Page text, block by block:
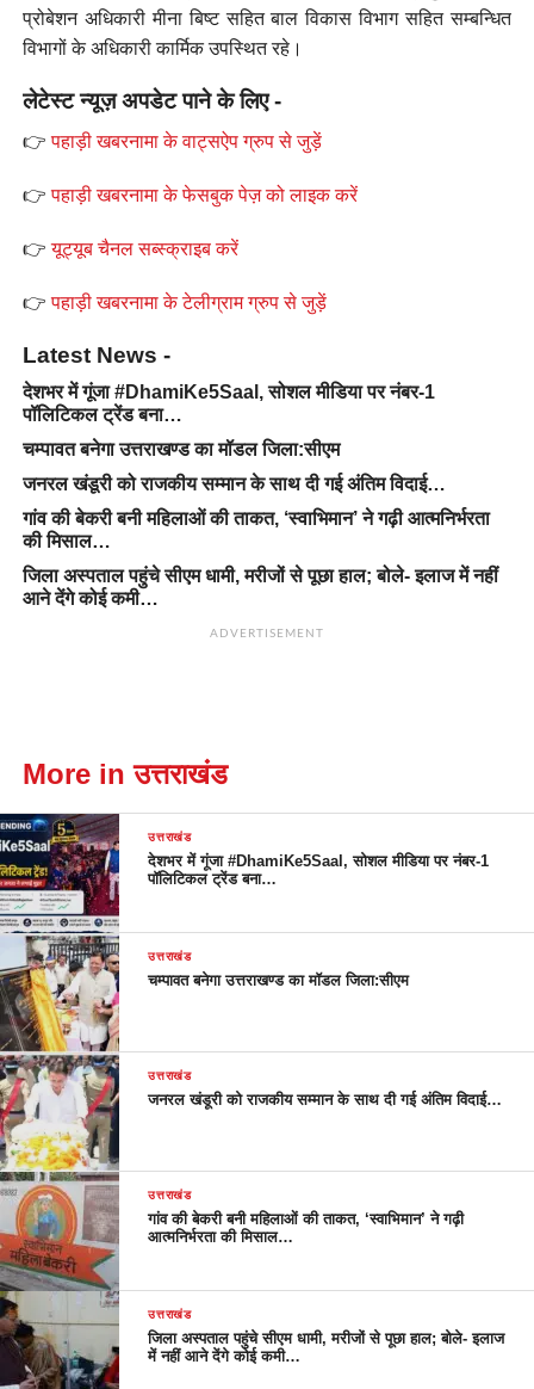
प्रोबेशन अधिकारी मीना बिष्ट सहित बाल विकास विभाग सहित सम्बन्धित
विभागों के अधिकारी कार्मिक उपस्थित रहे।
लेटेस्ट न्यूज़ अपडेट पाने के लिए -
👉पहाड़ी खबरनामा के वाट्सऐप ग्रुप से जुड़ें
👉पहाड़ी खबरनामा के फेसबुक पेज़ को लाइक करें
👉यूट्यूब चैनल सब्स्क्राइब करें
👉पहाड़ी खबरनामा के टेलीग्राम ग्रुप से जुड़ें
Latest News -
देशभर में गूंजा #DhamiKe5Saal, सोशल मीडिया पर नंबर-1
पॉलिटिकल ट्रेंड बना…
चम्पावत बनेगा उत्तराखण्ड का मॉडल जिला:सीएम
जनरल खंडूरी को राजकीय सम्मान के साथ दी गई अंतिम विदाई…
गांव की बेकरी बनी महिलाओं की ताकत, ‘स्वाभिमान’ ने गढ़ी आत्मनिर्भरता
की मिसाल…
जिला अस्पताल पहुंचे सीएम धामी, मरीजों से पूछा हाल; बोले- इलाज में नहीं
आने देंगे कोई कमी…
ADVERTISEMENT
More in उत्तराखंड
उत्तराखंड
देशभर में गूंजा #DhamiKe5Saal, सोशल मीडिया पर नंबर-1
पॉलिटिकल ट्रेंड बना…
उत्तराखंड
चम्पावत बनेगा उत्तराखण्ड का मॉडल जिला:सीएम
उत्तराखंड
जनरल खंडूरी को राजकीय सम्मान के साथ दी गई अंतिम विदाई…
उत्तराखंड
गांव की बेकरी बनी महिलाओं की ताकत, ‘स्वाभिमान’ ने गढ़ी
आत्मनिर्भरता की मिसाल…
उत्तराखंड
जिला अस्पताल पहुंचे सीएम धामी, मरीजों से पूछा हाल; बोले- इलाज
में नहीं आने देंगे कोई कमी…